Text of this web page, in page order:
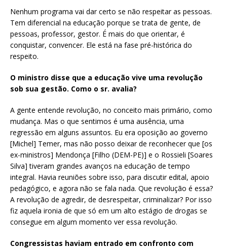
Nenhum programa vai dar certo se não respeitar as pessoas.
Tem diferencial na educação porque se trata de gente, de
pessoas, professor, gestor. É mais do que orientar, é
conquistar, convencer. Ele está na fase pré-histórica do
respeito.
O ministro disse que a educação vive uma revolução
sob sua gestão. Como o sr. avalia?
A gente entende revolução, no conceito mais primário, como
mudança. Mas o que sentimos é uma ausência, uma
regressão em alguns assuntos. Eu era oposição ao governo
[Michel] Temer, mas não posso deixar de reconhecer que [os
ex-ministros] Mendonça [Filho (DEM-PE)] e o Rossieli [Soares
Silva] tiveram grandes avanços na educação de tempo
integral. Havia reuniões sobre isso, para discutir edital, apoio
pedagógico, e agora não se fala nada. Que revolução é essa?
A revolução de agredir, de desrespeitar, criminalizar? Por isso
fiz aquela ironia de que só em um alto estágio de drogas se
consegue em algum momento ver essa revolução.
Congressistas haviam entrado em confronto com